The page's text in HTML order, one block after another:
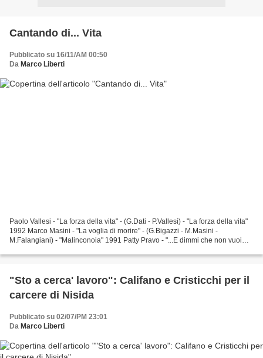
Cantando di... Vita
Pubblicato su 16/11/AM 00:50
Da Marco Liberti
Paolo Vallesi - "La forza della vita" - (G.Dati - P.Vallesi) - "La forza della vita"
1992 Marco Masini - "La voglia di morire" - (G.Bigazzi - M.Masini -
M.Falangiani) - "Malinconoia" 1991 Patty Pravo - "...E dimmi che non vuoi
"Sto a cerca' lavoro": Califano e Cristicchi per il
carcere di Nisida
Pubblicato su 02/07/PM 23:01
Da Marco Liberti